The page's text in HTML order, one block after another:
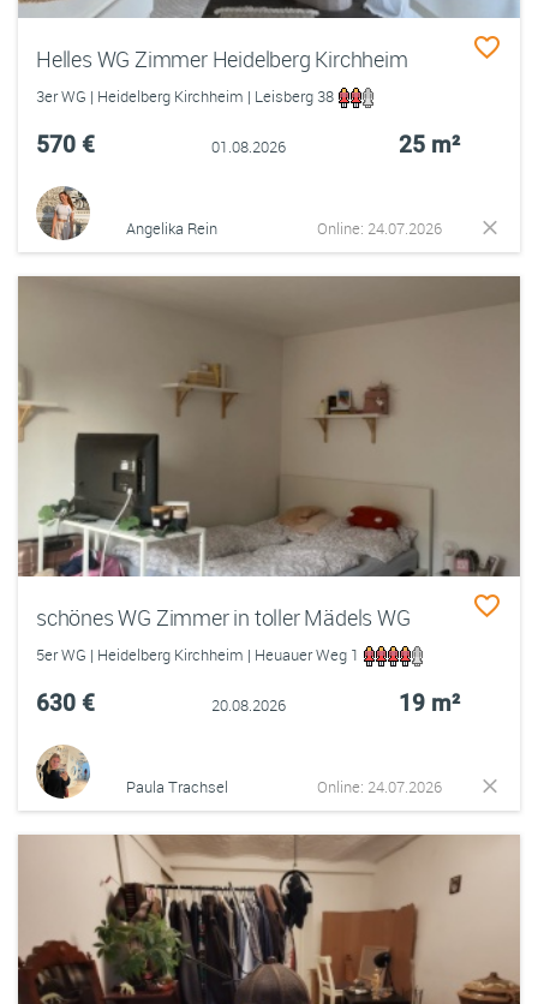
Helles WG Zimmer Heidelberg Kirchheim
3er WG | Heidelberg Kirchheim | Leisberg 38
570 € 01.08.2026 25 m²
Angelika Rein Online: 24.07.2026
schönes WG Zimmer in toller Mädels WG
5er WG | Heidelberg Kirchheim | Heuauer Weg 1
630 € 20.08.2026 19 m²
Paula Trachsel Online: 24.07.2026